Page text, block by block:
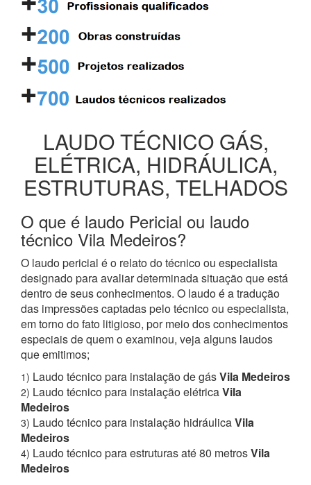
LAUDO TÉCNICO GÁS,
ELÉTRICA, HIDRÁULICA,
ESTRUTURAS, TELHADOS
O que é laudo Pericial ou laudo
técnico Vila Medeiros?
O laudo pericial é o relato do técnico ou especialista
designado para avaliar determinada situação que está
dentro de seus conhecimentos. O laudo é a tradução
das impressões captadas pelo técnico ou especialista,
em torno do fato litigioso, por meio dos conhecimentos
especiais de quem o examinou, veja alguns laudos
que emitimos;
1) Laudo técnico para instalação de gásVila Medeiros
2) Laudo técnico para instalação elétricaVila
Medeiros
3) Laudo técnico para instalação hidráulicaVila
Medeiros
4) Laudo técnico para estruturas até 80 metrosVila
Medeiros